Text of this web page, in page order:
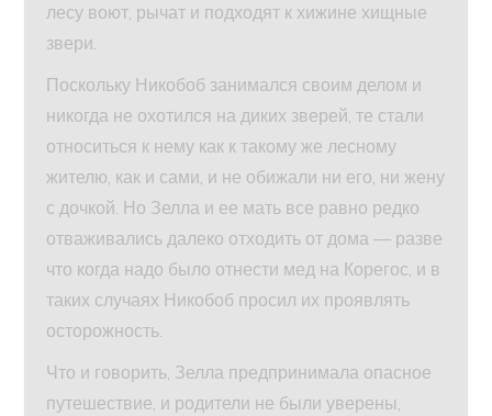
лесу воют, рычат и подходят к хижине хищные
звери.
Поскольку Никобоб занимался своим делом и
никогда не охотился на диких зверей, те стали
относиться к нему как к такому же лесному
жителю, как и сами, и не обижали ни его, ни жену
с дочкой. Но Зелла и ее мать все равно редко
отваживались далеко отходить от дома — разве
что когда надо было отнести мед на Корегос, и в
таких случаях Никобоб просил их проявлять
осторожность.
Что и говорить, Зелла предпринимала опасное
путешествие, и родители не были уверены,